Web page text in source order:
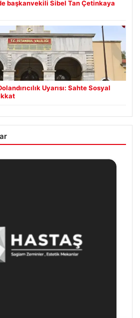
başkanvekili Sibel Tan Çetinkaya
Uyarısı: Sahte Sosyal